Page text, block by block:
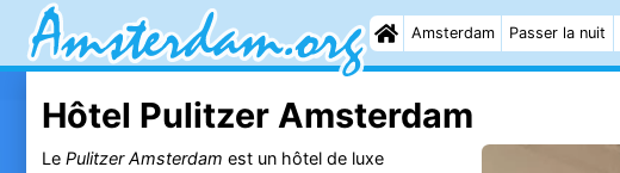
Amsterdam Passer la nuit
Hôtel Pulitzer Amsterdam
Le Pulitzer Amsterdam est un hôtel de luxe